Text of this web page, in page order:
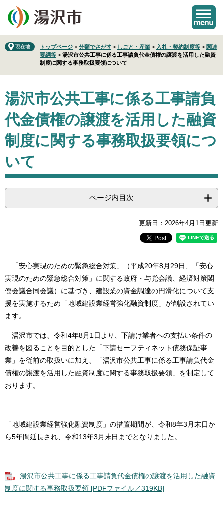
の
先
ー
を
本
へ
現在地 トップページ > 分類でさがす > しごと・産業 > 入札・契約制度等 > 関連
要綱等 > 湯沢市公共工事に係る工事請負代金債権の譲渡を活用した融資
制度に関する事務取扱要領について
文
湯沢市公共工事に係る工事請負
代金債権の譲渡を活用した融資
制度に関する事務取扱要領につ
いて
ページ内目次
更新日：2026年4月1日更新
「安心実現のための緊急総合対策」（平成20年8月29日、「安心
実現のための緊急総合対策」に関する政府・与党会議、経済対策閣
僚会議合同会議）に基づき、建設業の資金調達の円滑化について支
援を実施するため「地域建設業経営強化融資制度」が創設されてい
ます。
湯沢市では、令和4年8月1日より、下請け業者への支払い条件の
改善を図ることを目的とした「下請セーフティネット債務保証事
業」を従前の取扱いに加え、「湯沢市公共工事に係る工事請負代金
債権の譲渡を活用した融資制度に関する事務取扱要領」を制定して
おります。
「地域建設業経営強化融資制度」の措置期間が、令和8年3月末日か
ら5年間延長され、令和13年3月末日までとなりました。
湯沢市公共工事に係る工事請負代金債権の譲渡を活用した融資
制度に関する事務取扱要領 [PDFファイル／319KB]